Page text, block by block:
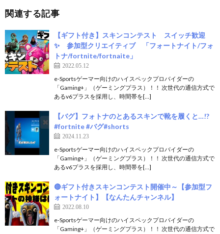
関連する記事
【ギフト付き】スキンコンテスト スイッチ歓迎
✨ 参加型クリエイティブ 「フォートナイト/フォ
トナ/fortnite/fortnaite」
2022.05.12
e-Sportsゲーマー向けのハイスペックプロバイダーの
「Gaming+」（ゲーミングプラス）！！ 次世代の通信方式で
あるv6プラスを採用し、時間帯を[…]
【バグ】フォトナのとあるスキンで靴を履くと…!?
#fortnite #バグ#shorts
2024.11.23
e-Sportsゲーマー向けのハイスペックプロバイダーの
「Gaming+」（ゲーミングプラス）！！ 次世代の通信方式で
あるv6プラスを採用し、時間帯を[…]
🔴ギフト付きスキンコンテスト開催中～【参加型フ
ォートナイト】【なんたんチャンネル】
2022.08.10
e-Sportsゲーマー向けのハイスペックプロバイダーの
「Gaming+」（ゲーミングプラス）！！ 次世代の通信方式で